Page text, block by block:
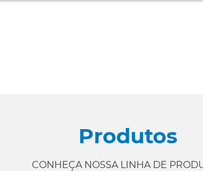
Produtos
CONHEÇA NOSSA LINHA DE